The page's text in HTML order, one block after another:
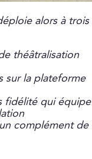
alors à trois
théâtralisation
sur la plateforme
fidélité qui équipe
complément de